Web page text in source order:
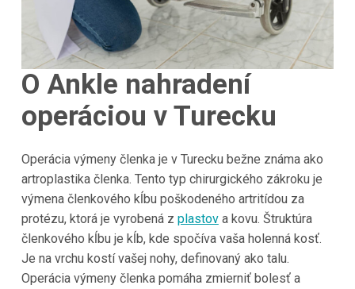
O Ankle nahradení
operáciou v Turecku
Operácia výmeny členka je v Turecku bežne známa ako
artroplastika členka. Tento typ chirurgického zákroku je
výmena členkového kĺbu poškodeného artritídou za
protézu, ktorá je vyrobená z plastova kovu. Štruktúra
členkového kĺbu je kĺb, kde spočíva vaša holenná kosť.
Je na vrchu kostí vašej nohy, definovaný ako talu.
Operácia výmeny členka pomáha zmierniť bolesť a